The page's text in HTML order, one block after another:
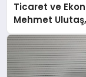
Ticaret ve
Mehmet
açıklamada